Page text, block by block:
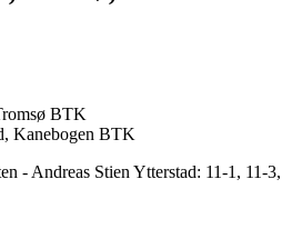
BTK
Kanebogen BTK
- Andreas Stien Ytterstad: 11-1, 11-3,